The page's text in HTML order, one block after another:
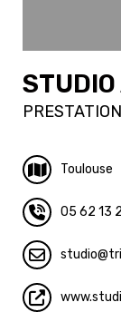
Toulouse
05 62 13
studio